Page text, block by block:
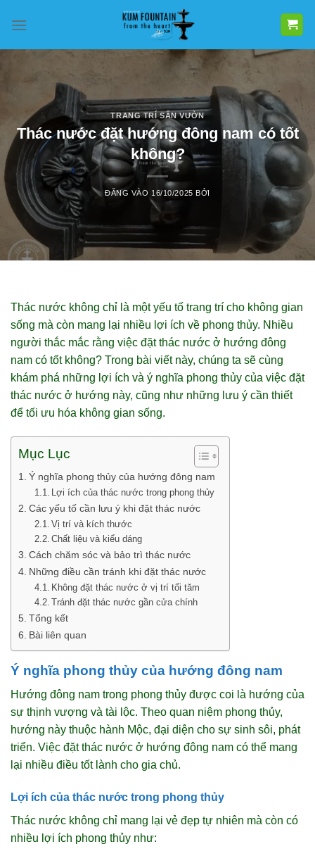
qua
TRANG TRÍ SÂN VƯỜN
Thác nước đặt hướng đông nam có tốt
không?
ĐĂNG VÀO 16/10/2025 BỞI
Thác nước không chỉ là một yếu tố trang trí cho không gian
sống mà còn mang lại nhiều lợi ích về phong thủy. Nhiều
người thắc mắc rằng việc đặt thác nước ở hướng đông
nam có tốt không? Trong bài viết này, chúng ta sẽ cùng
khám phá những lợi ích và ý nghĩa phong thủy của việc đặt
thác nước ở hướng này, cũng như những lưu ý cần thiết
để tối ưu hóa không gian sống.
Mục Lục
Ý nghĩa phong thủy của hướng đông nam
Lợi ích của thác nước trong phong thủy
Các yếu tố cần lưu ý khi đặt thác nước
Vị trí và kích thước
Chất liệu và kiểu dáng
Cách chăm sóc và bảo trì thác nước
Những điều cần tránh khi đặt thác nước
Không đặt thác nước ở vị trí tối tăm
Tránh đặt thác nước gần cửa chính
Tổng kết
Bài liên quan
Ý nghĩa phong thủy của hướng đông nam
Hướng đông nam trong phong thủy được coi là hướng của
sự thịnh vượng và tài lộc. Theo quan niệm phong thủy,
hướng này thuộc hành Mộc, đại diện cho sự sinh sôi, phát
triển. Việc đặt thác nước ở hướng đông nam có thể mang
lại nhiều điều tốt lành cho gia chủ.
Lợi ích của thác nước trong phong thủy
Thác nước không chỉ mang lại vẻ đẹp tự nhiên mà còn có
nhiều lợi ích phong thủy như: